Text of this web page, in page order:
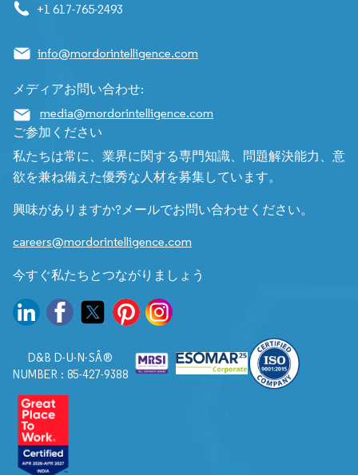
+1 617-765-2493
info@mordorintelligence.com
メディアお問い合わせ:
media@mordorintelligence.com
ご参加ください
私たちは常に、業界に関する専門知識、問題解決能力、意
欲を兼ね備えた優秀な人材を募集しています。
興味がありますか?メールでお問い合わせください。
careers@mordorintelligence.com
今すぐ私たちとつながりましょう
D&B D-U-N-SÂ®
NUMBER : 85-427-9388